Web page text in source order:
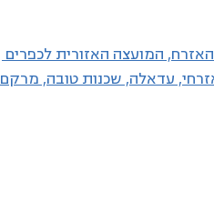
האזרח, המועצה האזורית לכפרים
עדאלה, שכנות טובה, מרקם